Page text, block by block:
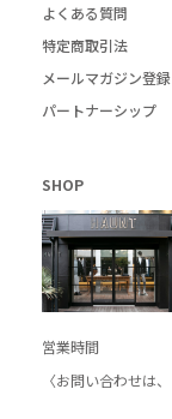
よくある質問
特定商取引法
メールマガジン登録
パートナーシップ
SHOP
営業時間
〈お問い合わせは、